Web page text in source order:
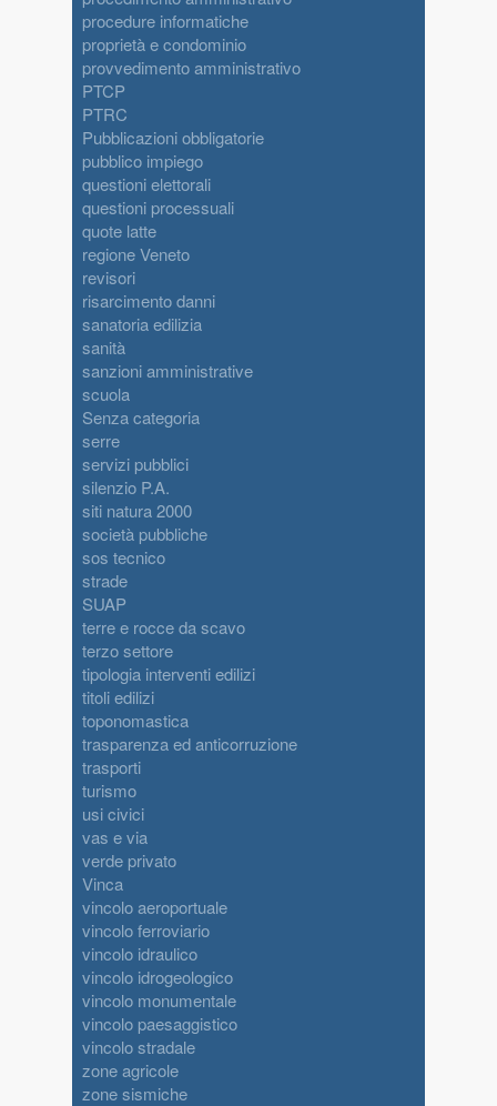
procedure informatiche
proprietà e condominio
provvedimento amministrativo
PTCP
PTRC
Pubblicazioni obbligatorie
pubblico impiego
questioni elettorali
questioni processuali
quote latte
regione Veneto
revisori
risarcimento danni
sanatoria edilizia
sanità
sanzioni amministrative
scuola
Senza categoria
serre
servizi pubblici
silenzio P.A.
siti natura 2000
società pubbliche
sos tecnico
strade
SUAP
terre e rocce da scavo
terzo settore
tipologia interventi edilizi
titoli edilizi
toponomastica
trasparenza ed anticorruzione
trasporti
turismo
usi civici
vas e via
verde privato
Vinca
vincolo aeroportuale
vincolo ferroviario
vincolo idraulico
vincolo idrogeologico
vincolo monumentale
vincolo paesaggistico
vincolo stradale
zone agricole
zone sismiche